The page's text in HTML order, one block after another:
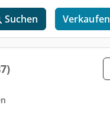
Suchen Verkaufen